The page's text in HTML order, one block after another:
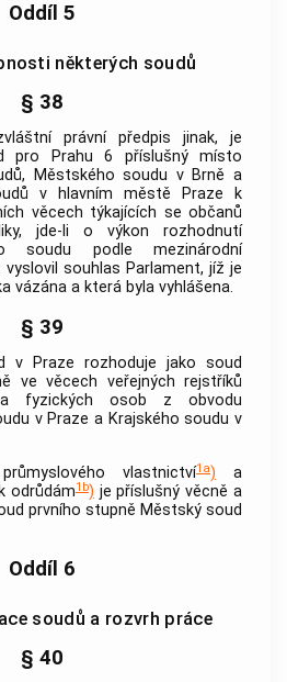
Oddíl 5
některých soudů
§ 38
právní předpis jinak, je
pro Prahu 6 příslušný místo
Městského soudu v Brně a
v hlavním městě Praze k
věcech týkajících se občanů
jde-li o výkon rozhodnutí
soudu podle mezinárodní
vyslovil souhlas Parlament, jíž je
vázána a která byla vyhlášena.
§ 39
v Praze rozhoduje jako soud
ve věcech veřejných rejstříků
a fyzických osob z obvodu
v Praze a Krajského soudu v
vlastnictví1a) a
odrůdám1b) je příslušný věcně a
prvního stupně Městský soud
Oddíl 6
soudů a rozvrh práce
§ 40